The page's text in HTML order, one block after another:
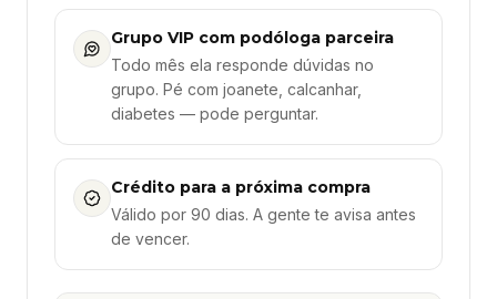
Grupo VIP com podóloga parceira
Todo mês ela responde dúvidas no
grupo. Pé com joanete, calcanhar,
diabetes — pode perguntar.
Crédito para a próxima compra
Válido por 90 dias. A gente te avisa antes
de vencer.